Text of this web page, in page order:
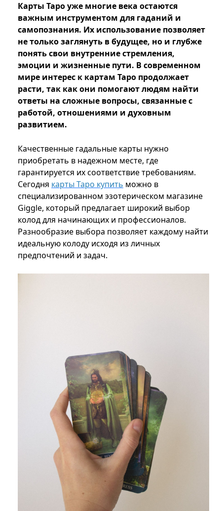
Карты Таро уже многие века остаются
важным инструментом для гаданий и
самопознания. Их использование позволяет
не только заглянуть в будущее, но и глубже
понять свои внутренние стремления,
эмоции и жизненные пути. В современном
мире интерес к картам Таро продолжает
расти, так как они помогают людям найти
ответы на сложные вопросы, связанные с
работой, отношениями и духовным
развитием.
Качественные гадальные карты нужно
приобретать в надежном месте, где
гарантируется их соответствие требованиям.
Сегодня карты Таро купить можно в
специализированном эзотерическом магазине
Giggle, который предлагает широкий выбор
колод для начинающих и профессионалов.
Разнообразие выбора позволяет каждому найти
идеальную колоду исходя из личных
предпочтений и задач.